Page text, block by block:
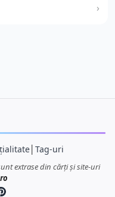
│ Tag-uri
extrase din cărți și site-uri